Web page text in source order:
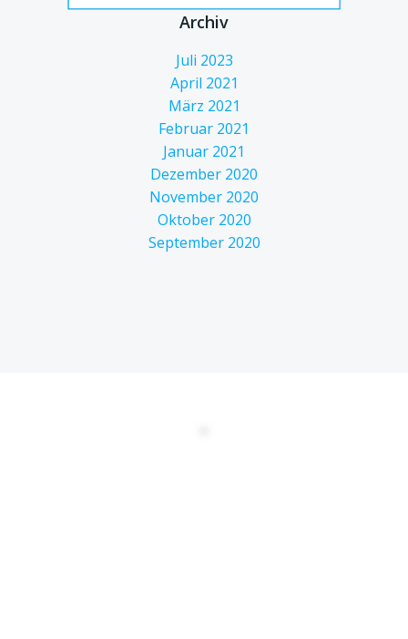
Archiv
Juli 2023
April 2021
März 2021
Februar 2021
Januar 2021
Dezember 2020
November 2020
Oktober 2020
September 2020